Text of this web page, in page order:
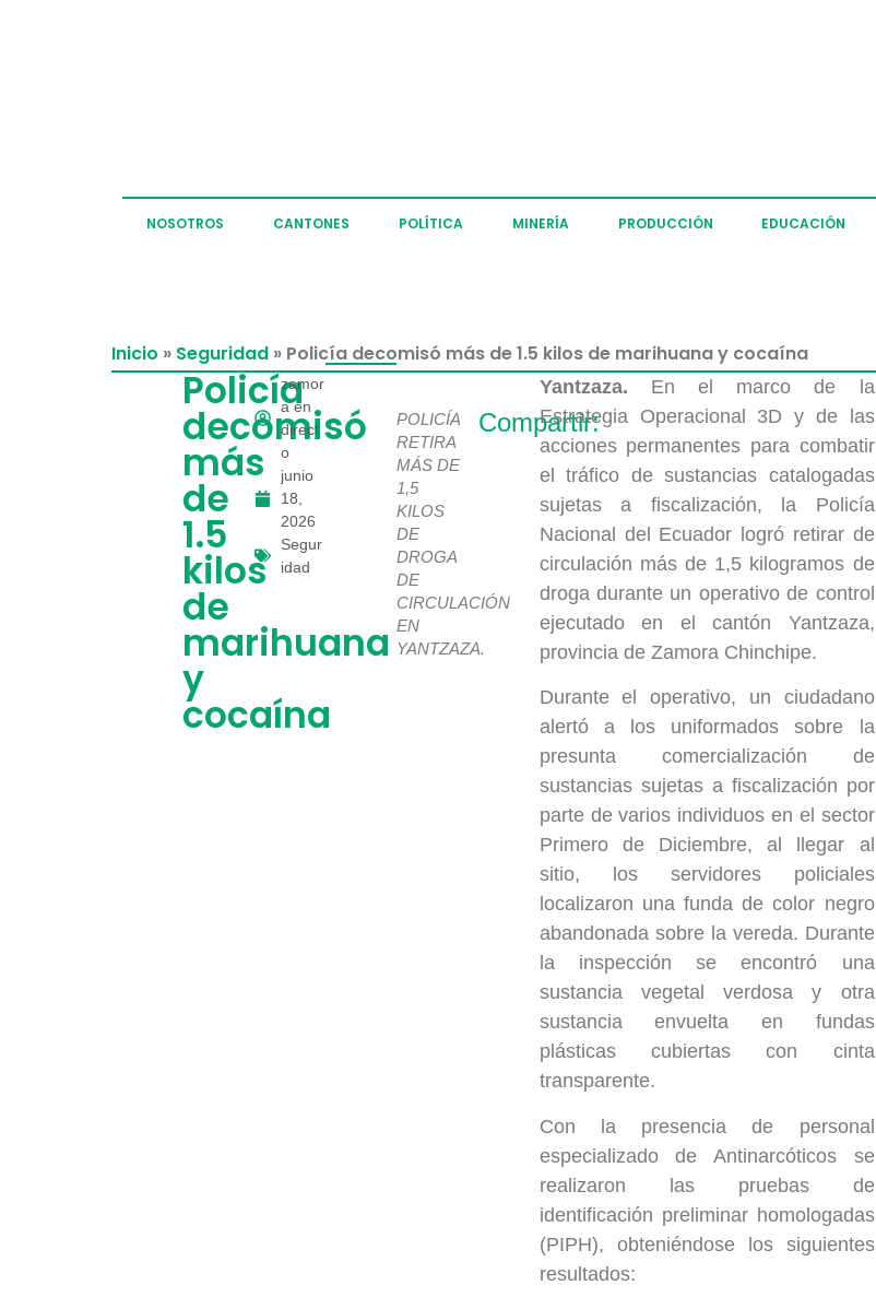
NOSOTROS CANTONES POLÍTICA MINERÍA PRODUCCIÓN EDUCACIÓN
Inicio » Seguridad » Policía decomisó más de 1.5 kilos de marihuana y cocaína
Policía
decomisó
más
de
1.5
kilos
de
marihuana
y
cocaína
zamor
a en
direct
o
junio
18,
2026
Segur
idad
POLICÍA
RETIRA
MÁS DE
1,5
KILOS
DE
DROGA
DE
CIRCULACIÓN
EN
YANTZAZA.
Compartir:
Yantzaza. En el marco de la
Estrategia Operacional 3D y de las
acciones permanentes para combatir
el tráfico de sustancias catalogadas
sujetas a fiscalización, la Policía
Nacional del Ecuador logró retirar de
circulación más de 1,5 kilogramos de
droga durante un operativo de control
ejecutado en el cantón Yantzaza,
provincia de Zamora Chinchipe.
Durante el operativo, un ciudadano
alertó a los uniformados sobre la
presunta comercialización de
sustancias sujetas a fiscalización por
parte de varios individuos en el sector
Primero de Diciembre, al llegar al
sitio, los servidores policiales
localizaron una funda de color negro
abandonada sobre la vereda. Durante
la inspección se encontró una
sustancia vegetal verdosa y otra
sustancia envuelta en fundas
plásticas cubiertas con cinta
transparente.
Con la presencia de personal
especializado de Antinarcóticos se
realizaron las pruebas de
identificación preliminar homologadas
(PIPH), obteniéndose los siguientes
resultados: